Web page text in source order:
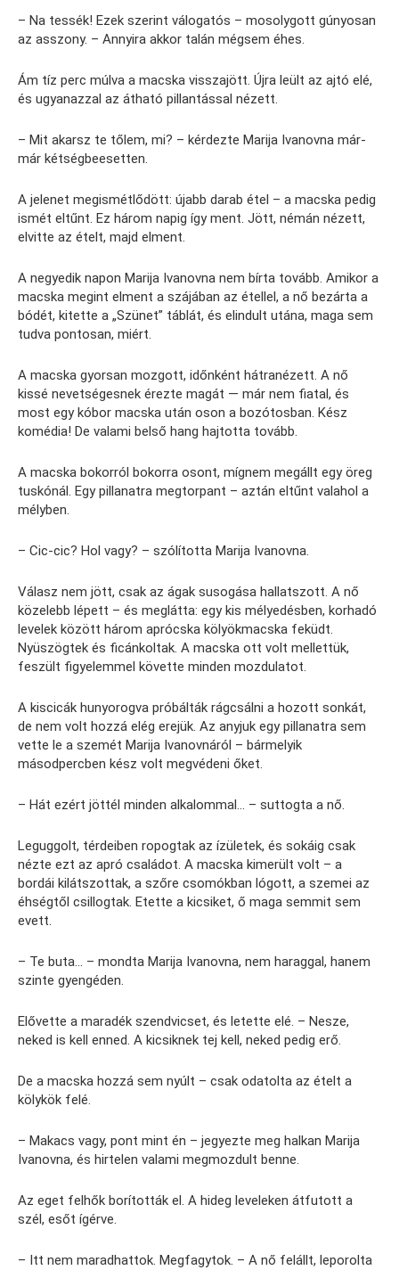
– Na tessék! Ezek szerint válogatós – mosolygott gúnyosan
az asszony. – Annyira akkor talán mégsem éhes.
Ám tíz perc múlva a macska visszajött. Újra leült az ajtó elé,
és ugyanazzal az átható pillantással nézett.
– Mit akarsz te tőlem, mi? – kérdezte Marija Ivanovna már-
már kétségbeesetten.
A jelenet megismétlődött: újabb darab étel – a macska pedig
ismét eltűnt. Ez három napig így ment. Jött, némán nézett,
elvitte az ételt, majd elment.
A negyedik napon Marija Ivanovna nem bírta tovább. Amikor a
macska megint elment a szájában az étellel, a nő bezárta a
bódét, kitette a „Szünet” táblát, és elindult utána, maga sem
tudva pontosan, miért.
A macska gyorsan mozgott, időnként hátranézett. A nő
kissé nevetségesnek érezte magát — már nem fiatal, és
most egy kóbor macska után oson a bozótosban. Kész
komédia! De valami belső hang hajtotta tovább.
A macska bokorról bokorra osont, mígnem megállt egy öreg
tuskónál. Egy pillanatra megtorpant – aztán eltűnt valahol a
mélyben.
– Cic-cic? Hol vagy? – szólította Marija Ivanovna.
Válasz nem jött, csak az ágak susogása hallatszott. A nő
közelebb lépett – és meglátta: egy kis mélyedésben, korhadó
levelek között három aprócska kölyökmacska feküdt.
Nyüszögtek és ficánkoltak. A macska ott volt mellettük,
feszült figyelemmel követte minden mozdulatot.
A kiscicák hunyorogva próbálták rágcsálni a hozott sonkát,
de nem volt hozzá elég erejük. Az anyjuk egy pillanatra sem
vette le a szemét Marija Ivanovnáról – bármelyik
másodpercben kész volt megvédeni őket.
– Hát ezért jöttél minden alkalommal… – suttogta a nő.
Leguggolt, térdeiben ropogtak az ízületek, és sokáig csak
nézte ezt az apró családot. A macska kimerült volt – a
bordái kilátszottak, a szőre csomókban lógott, a szemei az
éhségtől csillogtak. Etette a kicsiket, ő maga semmit sem
evett.
– Te buta… – mondta Marija Ivanovna, nem haraggal, hanem
szinte gyengéden.
Elővette a maradék szendvicset, és letette elé. – Nesze,
neked is kell enned. A kicsiknek tej kell, neked pedig erő.
De a macska hozzá sem nyúlt – csak odatolta az ételt a
kölykök felé.
– Makacs vagy, pont mint én – jegyezte meg halkan Marija
Ivanovna, és hirtelen valami megmozdult benne.
Az eget felhők borították el. A hideg leveleken átfutott a
szél, esőt ígérve.
– Itt nem maradhattok. Megfagytok. – A nő felállt, leporolta